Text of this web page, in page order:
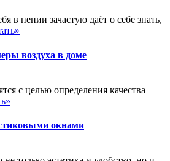
в пении зачастую даёт о себе знать,
воздуха в доме
с целью определения качества
окнами